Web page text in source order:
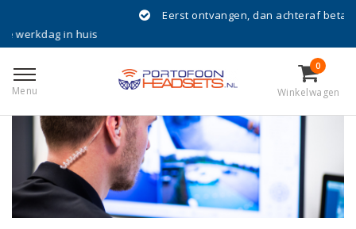
Eerst ontvangen, dan achteraf betalen met Klarna!
Menu
0
Winkelwagen
Heavy Duty portofoon headsets,
wat zijn dit eigenlijk?
Geplaatst op 5 Mei 2023